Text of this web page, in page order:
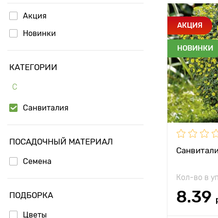
Акция
Новинки
КАТЕГОРИИ
С
Санвиталия
ПОСАДОЧНЫЙ МАТЕРИАЛ
Семена
ПОДБОРКА
Цветы
АКЦИЯ
НОВИНКИ
Кол-во в
8.39
Высота
Растояние
растениями